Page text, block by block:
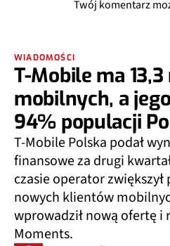
Twój komentarz
WIADOMOŚCI
T-Mobile ma
mobilnych, a
94% populacji
T-Mobile Polska podał
finansowe za drugi
czasie operator zwiększył
nowych klientów
wprowadził nową ofertę i
Moments.